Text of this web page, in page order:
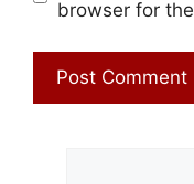
browser for